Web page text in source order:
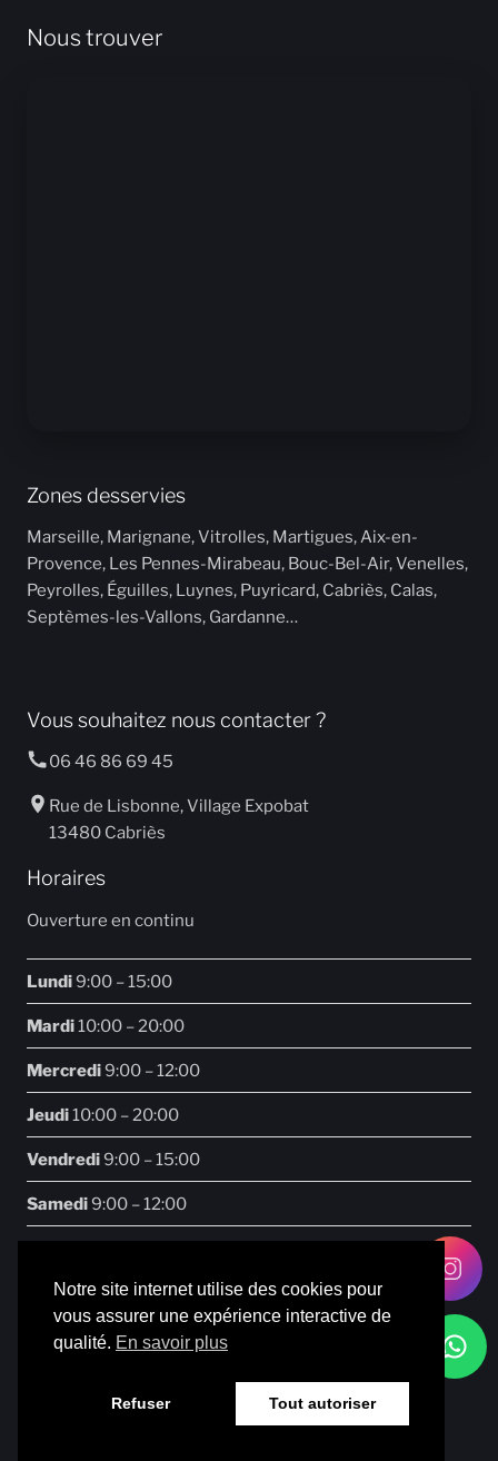
Nous trouver
Zones desservies
Marseille, Marignane, Vitrolles, Martigues, Aix-en-
Provence, Les Pennes-Mirabeau, Bouc-Bel-Air, Venelles,
Peyrolles, Éguilles, Luynes, Puyricard, Cabriès, Calas,
Septèmes-les-Vallons, Gardanne…
Vous souhaitez nous contacter ?
06 46 86 69 45
Rue de Lisbonne, Village Expobat
13480 Cabriès
Horaires
Ouverture en continu
Lundi9:00 – 15:00
Mardi10:00 – 20:00
Mercredi9:00 – 12:00
Jeudi10:00 – 20:00
Vendredi9:00 – 15:00
Samedi9:00 – 12:00
FacebookInstagram
©2026 Body Fit Studio - Une réalisation Navilog
Notre site internet utilise des cookies pour
vous assurer une expérience interactive de
qualité. En savoir plus
Refuser Tout autoriser